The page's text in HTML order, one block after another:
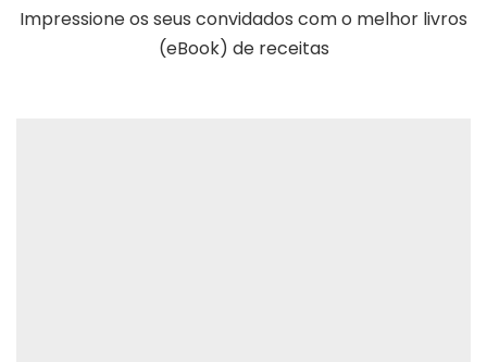
Impressione os seus convidados com o melhor livros
(eBook) de receitas